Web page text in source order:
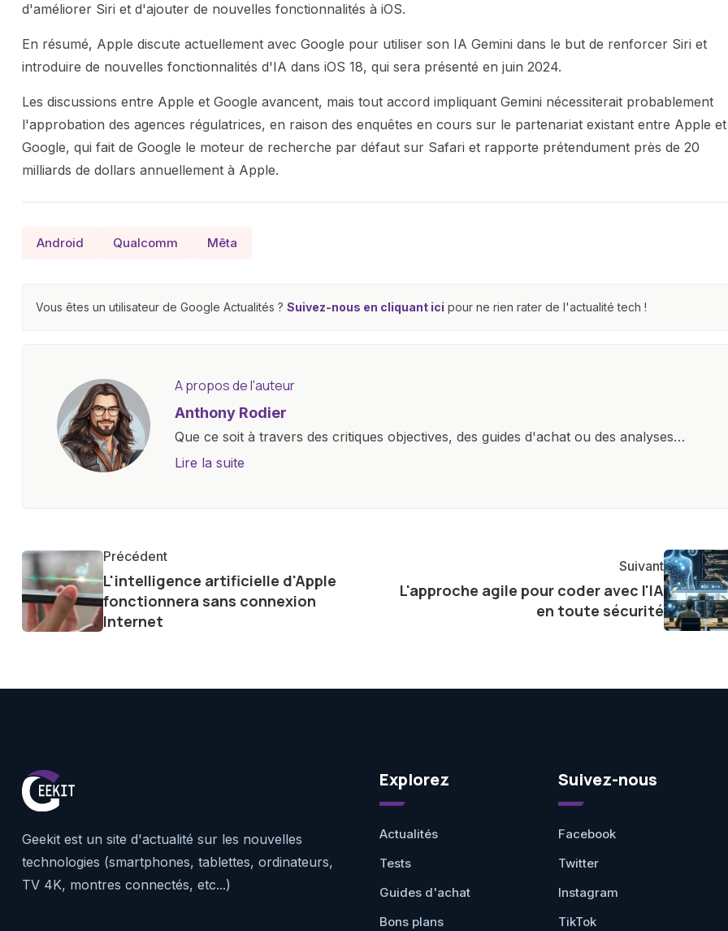
d'améliorer Siri et d'ajouter de nouvelles fonctionnalités à iOS.
En résumé, Apple discute actuellement avec Google pour utiliser son IA Gemini dans le but de renforcer Siri et
introduire de nouvelles fonctionnalités d'IA dans iOS 18, qui sera présenté en juin 2024.
Les discussions entre Apple et Google avancent, mais tout accord impliquant Gemini nécessiterait probablement
l'approbation des agences régulatrices, en raison des enquêtes en cours sur le partenariat existant entre Apple et
Google, qui fait de Google le moteur de recherche par défaut sur Safari et rapporte prétendument près de 20
milliards de dollars annuellement à Apple.
Android Qualcomm Mêta
Vous êtes un utilisateur de Google Actualités ? Suivez-nous en cliquant ici pour ne rien rater de l'actualité tech !
A propos de l'auteur
Anthony Rodier
Que ce soit à travers des critiques objectives, des guides d'achat ou des analyses
approfondies, je m'efforce de rendre la technologie accessible à tous, en démystifiant
Lire la suite
Précédent
L'intelligence artificielle d'Apple
fonctionnera sans connexion
Internet
Suivant
L'approche agile pour coder avec l'IA
en toute sécurité
Geekit est un site d'actualité sur les nouvelles
technologies (smartphones, tablettes, ordinateurs,
TV 4K, montres connectés, etc...)
Explorez
Actualités
Tests
Guides d'achat
Bons plans
Suivez-nous
Facebook
Twitter
Instagram
TikTok